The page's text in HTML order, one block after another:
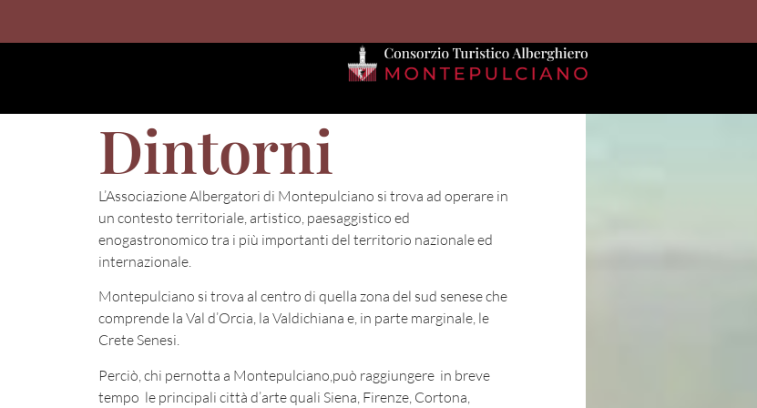
Dintorni
L’Associazione Albergatori di Montepulciano si trova ad operare in
un contesto territoriale, artistico, paesaggistico ed
enogastronomico tra i più importanti del territorio nazionale ed
internazionale.
Montepulciano si trova al centro di quella zona del sud senese che
comprende la Val d’Orcia, la Valdichiana e, in parte marginale, le
Crete Senesi.
Perciò, chi pernotta a Montepulciano,può raggiungere in breve
tempo le principali città d’arte quali Siena, Firenze, Cortona,